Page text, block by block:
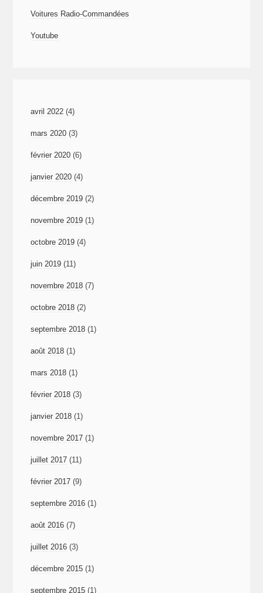
Voitures Radio-Commandées
Youtube
avril 2022 (4)
mars 2020 (3)
février 2020 (6)
janvier 2020 (4)
décembre 2019 (2)
novembre 2019 (1)
octobre 2019 (4)
juin 2019 (11)
novembre 2018 (7)
octobre 2018 (2)
septembre 2018 (1)
août 2018 (1)
mars 2018 (1)
février 2018 (3)
janvier 2018 (1)
novembre 2017 (1)
juillet 2017 (11)
février 2017 (9)
septembre 2016 (1)
août 2016 (7)
juillet 2016 (3)
décembre 2015 (1)
septembre 2015 (1)